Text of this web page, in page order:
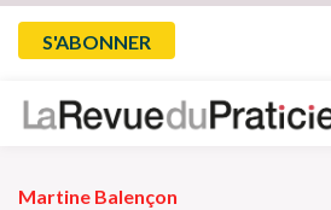
Skip
navigation
Menu
du
S'ABONNER
Martine Balençon